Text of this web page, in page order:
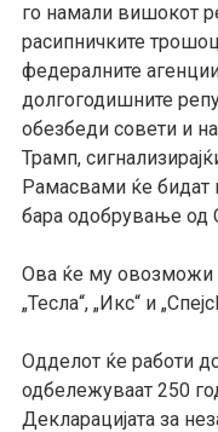
го намали вишокот
расипничките
федералните
долгогодишните
обезбеди совети и
Трамп,
Рамасвами ќе бидат
бара одобрување од
Ова ќе му овозможи
„Тесла“, „Икс“ и
Одделот ќе работи
одбележуваат 250
Декларацијата за